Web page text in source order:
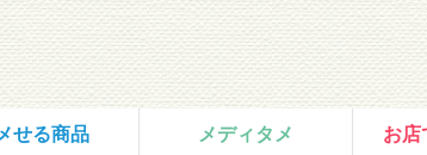
せる商品 メディタメ お店